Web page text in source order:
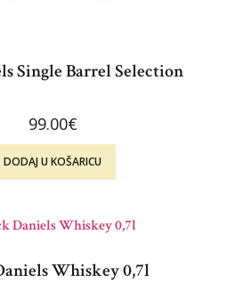
Single Barrel Selection
99.00€
DODAJ U KOŠARICU
Whiskey 0,7l